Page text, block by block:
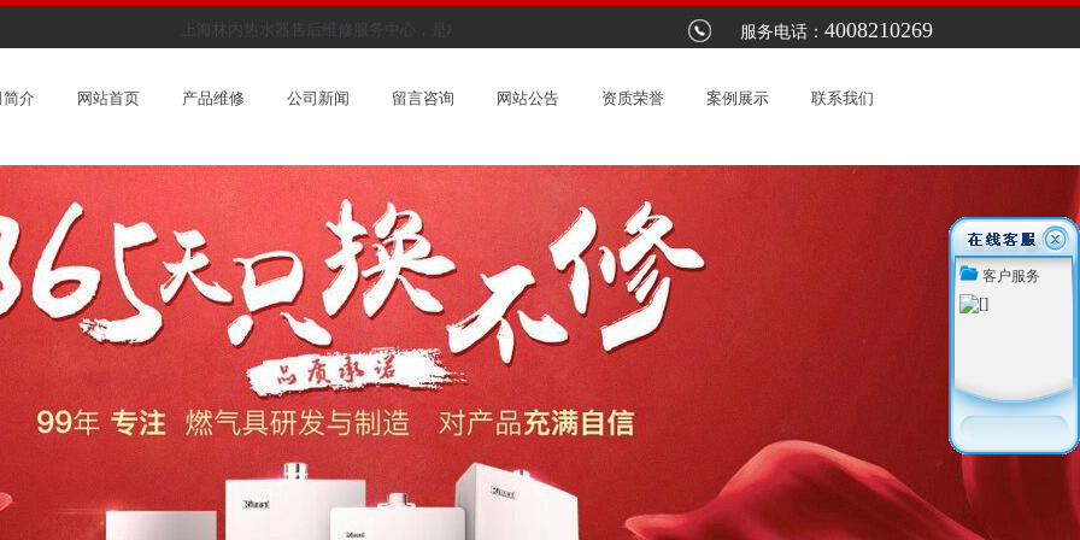
上海林内热水器售后维修服务中心，是林内热水器指定维修服务网点：以优惠的价格提供最优质的服务。上海林内热水器售后电
服务电话： 4008210269
介 网站首页 产品维修 公司新闻 留言咨询 网站公告 资质荣誉 案例展示 联系我们
客户服务